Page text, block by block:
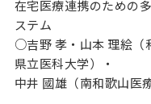
在宅医療連携のための
ステム
○吉野 孝・山本 理絵（
県立医科大学）・
中井 國雄（南和歌山医